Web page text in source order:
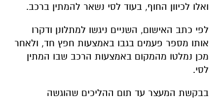
ואלו לכיוון החוף, בעוד לסי נשאר להמתין ברכב.
לפי כתב האישום, השניים ניגשו למתלונן ודקרו
אותו מספר פעמים בגבו באמצעות חפץ חד, ולאחר
מכן נמלטו מהמקום באמצעות הרכב שבו המתין
לסי.
בבקשת המעצר עד תום ההליכים שהוגשה